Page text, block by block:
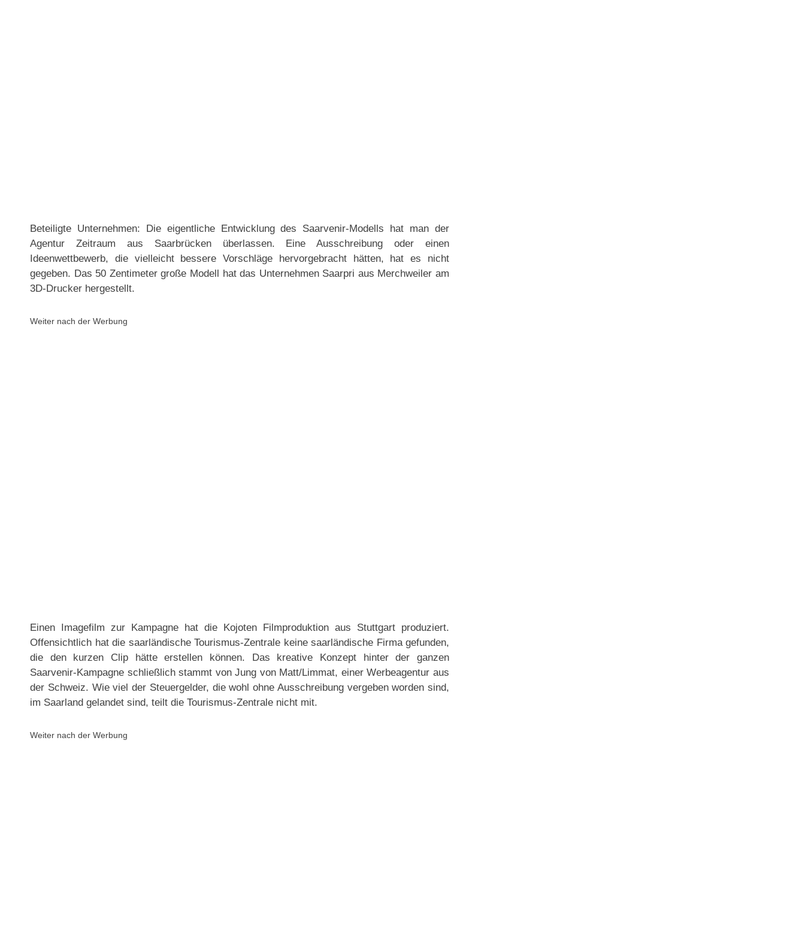
Beteiligte Unternehmen: Die eigentliche Entwicklung des Saarvenir-Modells hat man der
Agentur Zeitraum aus Saarbrücken überlassen. Eine Ausschreibung oder einen
Ideenwettbewerb, die vielleicht bessere Vorschläge hervorgebracht hätten, hat es nicht
gegeben. Das 50 Zentimeter große Modell hat das Unternehmen Saarpri aus Merchweiler am
3D-Drucker hergestellt.
Weiter nach der Werbung
Einen Imagefilm zur Kampagne hat die Kojoten Filmproduktion aus Stuttgart produziert.
Offensichtlich hat die saarländische Tourismus-Zentrale keine saarländische Firma gefunden,
die den kurzen Clip hätte erstellen können. Das kreative Konzept hinter der ganzen
Saarvenir-Kampagne schließlich stammt von Jung von Matt/Limmat, einer Werbeagentur aus
der Schweiz. Wie viel der Steuergelder, die wohl ohne Ausschreibung vergeben worden sind,
im Saarland gelandet sind, teilt die Tourismus-Zentrale nicht mit.
Weiter nach der Werbung